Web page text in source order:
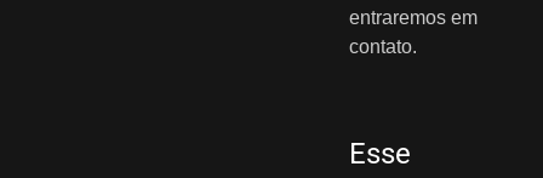
entraremos em
contato.
Esse